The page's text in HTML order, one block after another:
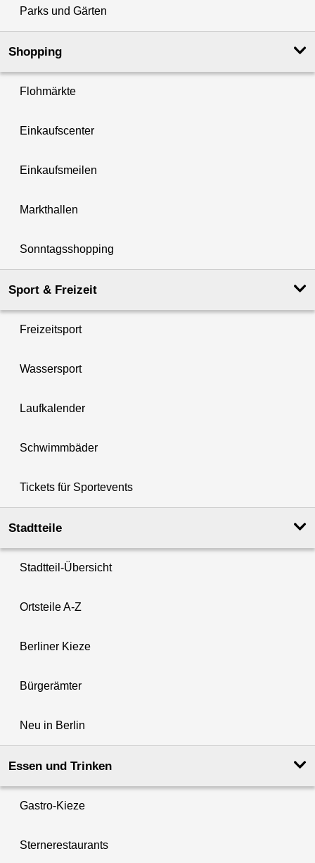
Parks und Gärten
Shopping
Flohmärkte
Einkaufscenter
Einkaufsmeilen
Markthallen
Sonntagsshopping
Sport & Freizeit
Freizeitsport
Wassersport
Laufkalender
Schwimmbäder
Tickets für Sportevents
Stadtteile
Stadtteil-Übersicht
Ortsteile A-Z
Berliner Kieze
Bürgerämter
Neu in Berlin
Essen und Trinken
Gastro-Kieze
Sternerestaurants